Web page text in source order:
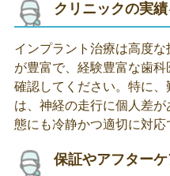
クリニックの実
インプラント治療は高度
が豊富で、経験豊富な歯
確認してください。特に
は、神経の走行に個人差
態にも冷静かつ適切に対応
保証やアフター